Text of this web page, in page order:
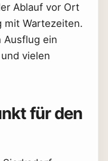
Ablauf vor Ort
mit Wartezeiten.
Ausflug ein
vielen
für den